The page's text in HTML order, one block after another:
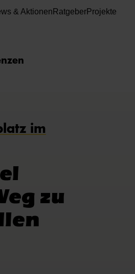
& Aktionen RatgeberProjekte
im
zu